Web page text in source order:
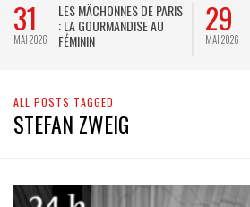
31
MAI 2026
LES MÂCHONNES DE PARIS
: LA GOURMANDISE AU
FÉMININ
29
MAI 2026
ALL POSTS TAGGED
STEFAN ZWEIG